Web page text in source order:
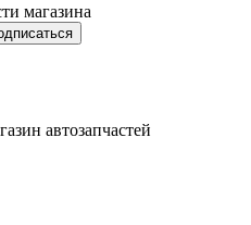
магазина
автозапчастей